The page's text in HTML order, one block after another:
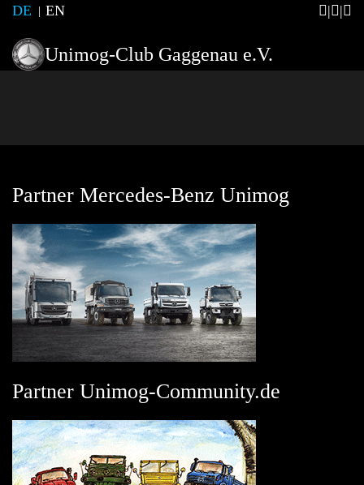
DE EN
Unimog-Club Gaggenau e.V.
Partner Mercedes-Benz Unimog
Partner Unimog-Community.de